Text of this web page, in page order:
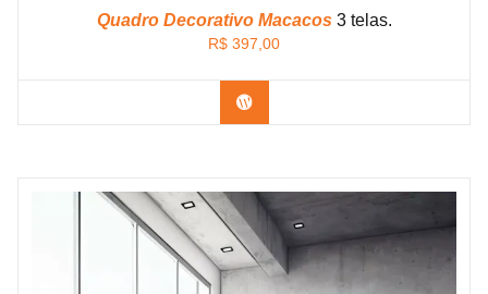
Quadro Decorativo Macacos3 telas.
R$ 397,00
Confira os modelos